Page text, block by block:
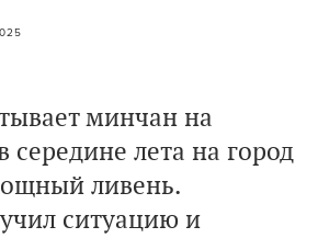
минчан на
середине лета на город
ливень.
ситуацию и